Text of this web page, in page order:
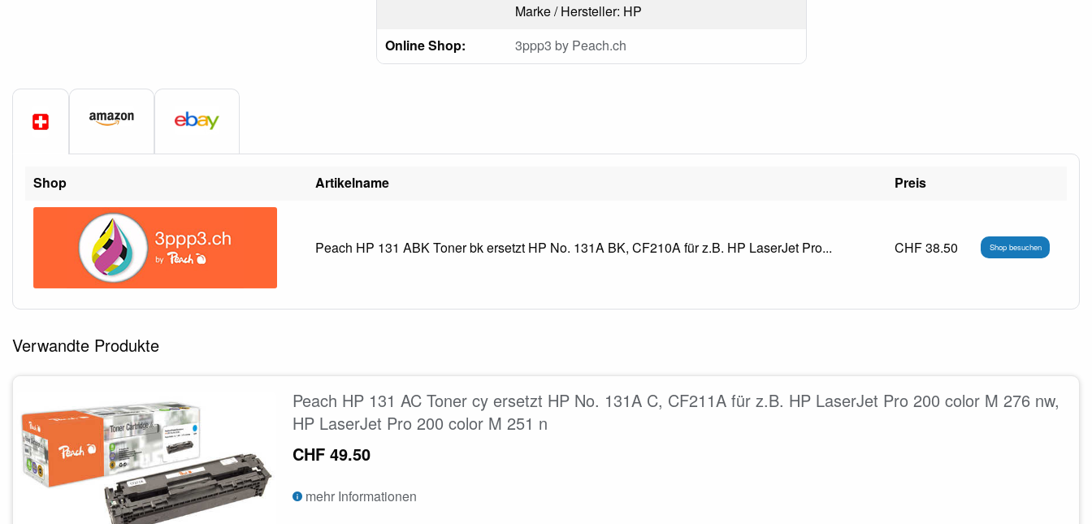
Marke / Hersteller: HP
Online Shop:
3ppp3 by Peach.ch
Shop Artikelname Preis
Peach HP 131 ABK Toner bk ersetzt HP No. 131A BK, CF210A für z.B. HP LaserJet Pro... CHF 38.50 Shop besuchen
Verwandte Produkte
Peach HP 131 AC Toner cy ersetzt HP No. 131A C, CF211A für z.B. HP LaserJet Pro 200 color M 276 nw,
HP LaserJet Pro 200 color M 251 n
CHF 49.50
mehr Informationen